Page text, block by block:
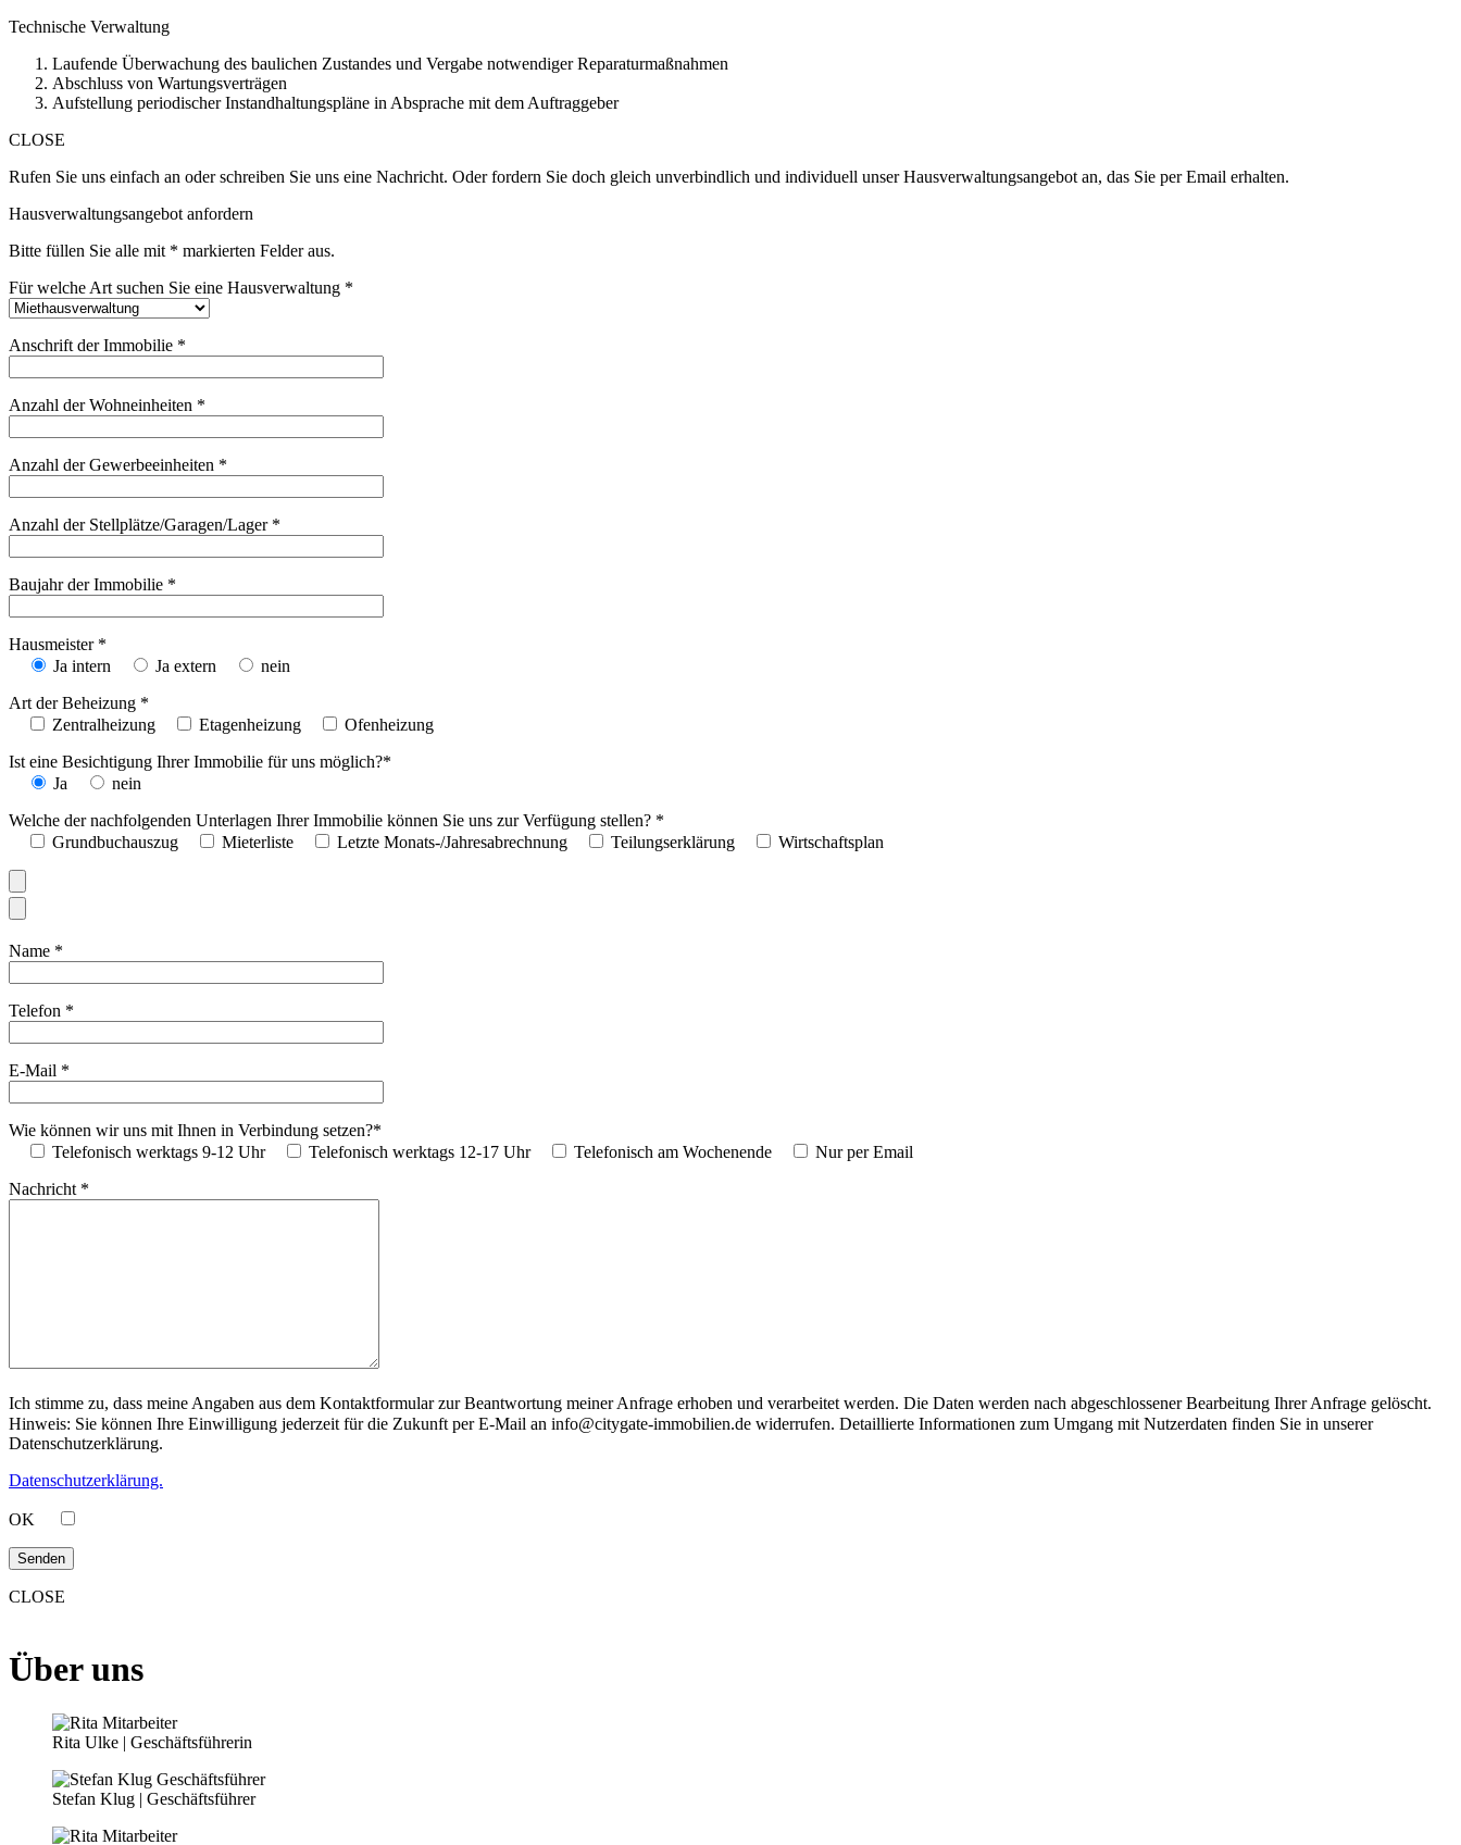
Technische Verwaltung
Laufende Überwachung des baulichen Zustandes und Vergabe notwendiger Reparaturmaßnahmen
Abschluss von Wartungsverträgen
Aufstellung periodischer Instandhaltungspläne in Absprache mit dem Auftraggeber
CLOSE
Rufen Sie uns einfach an oder schreiben Sie uns eine Nachricht. Oder fordern Sie doch gleich unverbindlich und individuell unser Hausverwaltungsangebot an, das Sie per Email erhalten.
Hausverwaltungsangebot anfordern
Bitte füllen Sie alle mit * markierten Felder aus.
Für welche Art suchen Sie eine Hausverwaltung *
Anschrift der Immobilie *
Anzahl der Wohneinheiten *
Anzahl der Gewerbeeinheiten *
Anzahl der Stellplätze/Garagen/Lager *
Baujahr der Immobilie *
Hausmeister *
Ja intern
Ja extern
nein
Art der Beheizung *
Zentralheizung
Etagenheizung
Ofenheizung
Ist eine Besichtigung Ihrer Immobilie für uns möglich?*
Ja
nein
Welche der nachfolgenden Unterlagen Ihrer Immobilie können Sie uns zur Verfügung stellen? *
Grundbuchauszug
Mieterliste Letzte Monats-/Jahresabrechnung Teilungserklärung Wirtschaftsplan
Name *
Telefon *
E-Mail *
Wie können wir uns mit Ihnen in Verbindung setzen?*
Telefonisch werktags 9-12 Uhr
Telefonisch werktags 12-17 Uhr Telefonisch am Wochenende
Nur per Email
Nachricht *
Ich stimme zu, dass meine Angaben aus dem Kontaktformular zur Beantwortung meiner Anfrage erhoben und verarbeitet werden. Die Daten werden nach abgeschlossener Bearbeitung Ihrer Anfrage gelöscht.
Hinweis: Sie können Ihre Einwilligung jederzeit für die Zukunft per E-Mail an info@citygate-immobilien.de widerrufen. Detaillierte Informationen zum Umgang mit Nutzerdaten finden Sie in unserer
Datenschutzerklärung.
Datenschutzerklärung.
OK
CLOSE
Über uns
Rita Ulke | Geschäftsführerin
Stefan Klug | Geschäftsführer